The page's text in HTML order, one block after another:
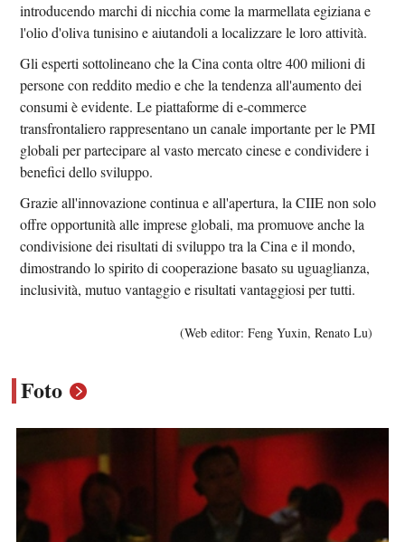
introducendo marchi di nicchia come la marmellata egiziana e
l'olio d'oliva tunisino e aiutandoli a localizzare le loro attività.
Gli esperti sottolineano che la Cina conta oltre 400 milioni di
persone con reddito medio e che la tendenza all'aumento dei
consumi è evidente. Le piattaforme di e-commerce
transfrontaliero rappresentano un canale importante per le PMI
globali per partecipare al vasto mercato cinese e condividere i
benefici dello sviluppo.
Grazie all'innovazione continua e all'apertura, la CIIE non solo
offre opportunità alle imprese globali, ma promuove anche la
condivisione dei risultati di sviluppo tra la Cina e il mondo,
dimostrando lo spirito di cooperazione basato su uguaglianza,
inclusività, mutuo vantaggio e risultati vantaggiosi per tutti.
(Web editor: Feng Yuxin, Renato Lu)
Foto